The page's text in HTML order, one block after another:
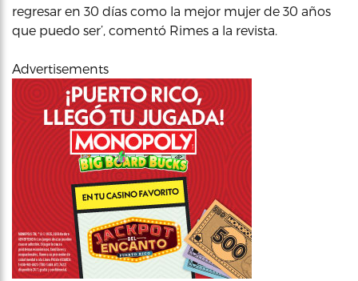
regresar en 30 días como la mejor mujer de 30 años
que puedo ser’, comentó Rimes a la revista.
Advertisements